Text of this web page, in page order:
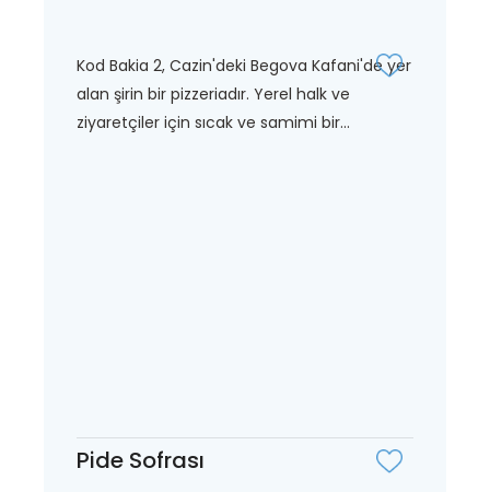
Kod Bakia 2, Cazin'deki Begova Kafani'de yer
alan şirin bir pizzeriadır. Yerel halk ve
ziyaretçiler için sıcak ve samimi bir...
Pide Sofrası